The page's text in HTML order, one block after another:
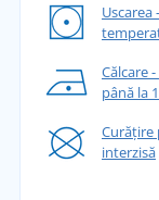
Uscarea
Călcare
până la
Curățire
interzisă